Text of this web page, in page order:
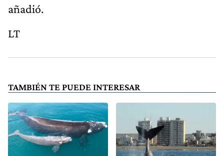
añadió.
LT
TAMBIÉN TE PUEDE INTERESAR